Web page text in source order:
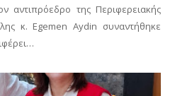
αντιπρόεδρο της Περιφερειακής
κ. Egemen Aydin συναντήθηκε